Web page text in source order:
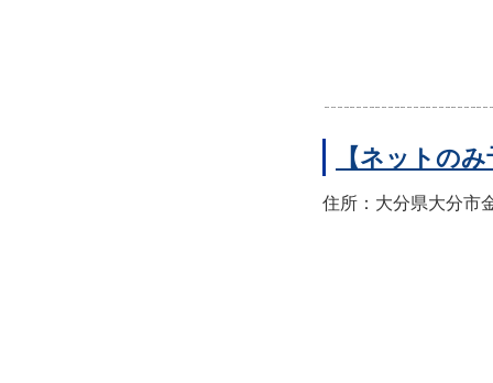
【ネットの
住所：大分県大分市